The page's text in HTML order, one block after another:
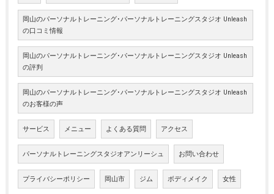
岡山のパーソナルトレーニング･パーソナルトレーニングスタジオ Unleash
の口コミ情報
岡山のパーソナルトレーニング･パーソナルトレーニングスタジオ Unleash
の評判
岡山のパーソナルトレーニング･パーソナルトレーニングスタジオ Unleash
のお客様の声
サービス メニュー よくある質問 アクセス
パーソナルトレーニングスタジオアンリーシュ お問い合わせ
プライバシーポリシー 岡山市 ジム ボディメイク 女性